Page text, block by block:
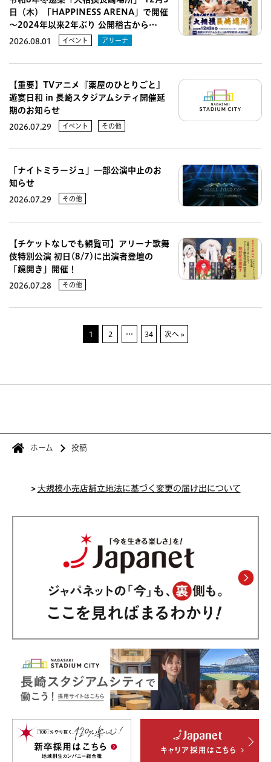
日（木）「HAPPINESS ARENA」で開催
～2024年以来2年ぶり 公開稽古から…
2026.08.01 イベント アリーナ
【重要】TVアニメ『薬屋のひとりごと』
遊宴日和 in 長崎スタジアムシティ開催延
期のお知らせ
2026.07.29 イベント その他
「ナイトミラージュ」一部公演中止のお
知らせ
2026.07.29 その他
【チケットなしでも観覧可】アリーナ歌舞
伎特別公演 初日(8/7)に出演者登壇の
「鏡開き」開催！
2026.07.28 その他
1 2 … 34 次へ »
ホーム 投稿
>大規模小売店舗立地法に基づく変更の届け出について